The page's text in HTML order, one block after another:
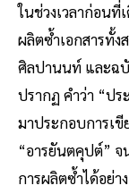
ในช่วงเวลาก่อนที่
ผลิตซ้ำเอกสารทั้
ศิลปานนท์ และฉ
ปรากฏ คำว่า “ปร
มาประกอบการเ
“อารยันตคุปต์” จ
การผลิตซ้ำได้อย่